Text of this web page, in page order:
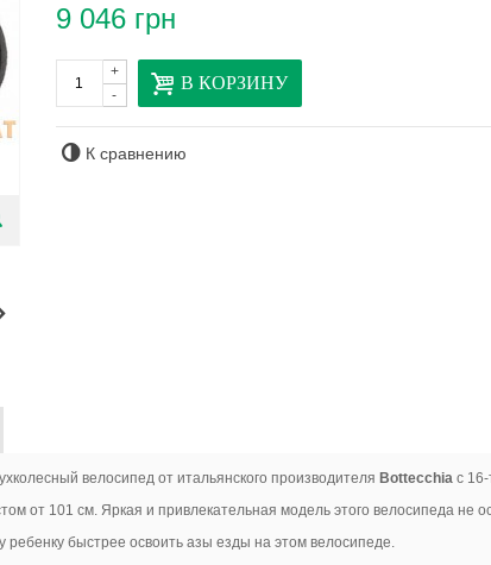
9 046 грн
-
+ В КОРЗИНУ
К сравнению
велосипед от итальянского производителя Bottecchiaс 16-
от 101 см. Яркая и привлекательная модель этого велосипеда не
быстрее освоить азы езды на этом велосипеде.